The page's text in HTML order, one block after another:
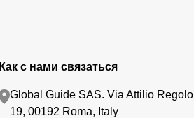
Как с нами связаться
Global Guide SAS. Via Attilio Regolo
19, 00192 Roma, Italy